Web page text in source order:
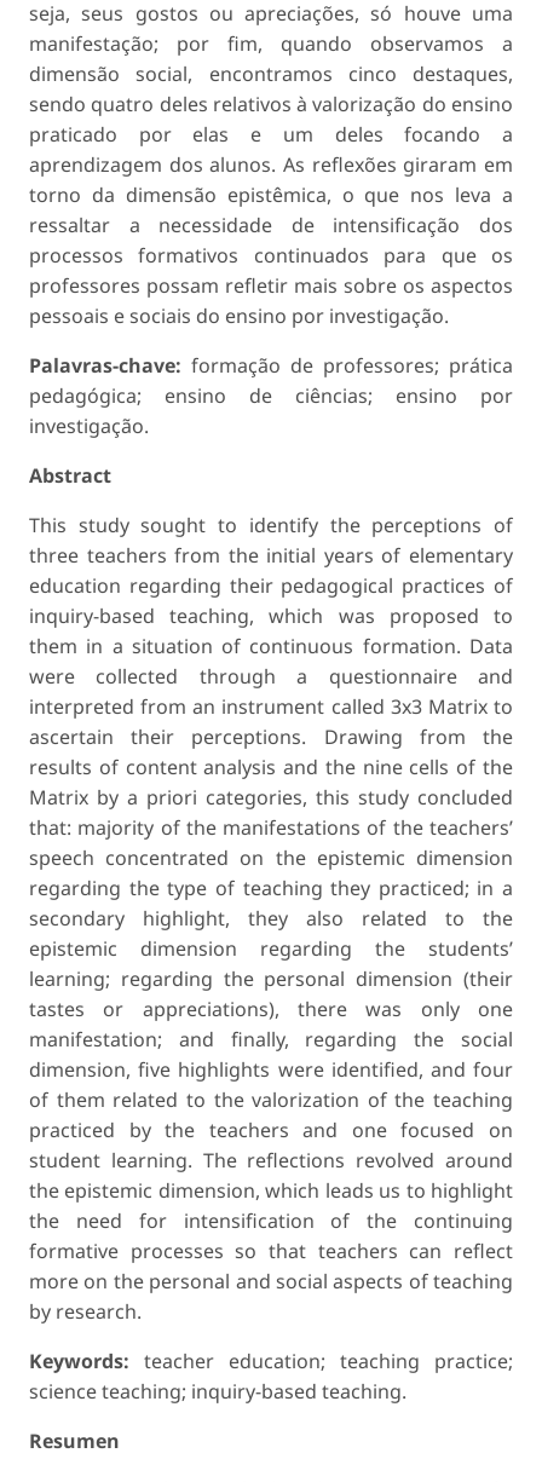
seja, seus gostos ou apreciações, só houve uma
manifestação; por fim, quando observamos a
dimensão social, encontramos cinco destaques,
sendo quatro deles relativos à valorização do ensino
praticado por elas e um deles focando a
aprendizagem dos alunos. As reflexões giraram em
torno da dimensão epistêmica, o que nos leva a
ressaltar a necessidade de intensificação dos
processos formativos continuados para que os
professores possam refletir mais sobre os aspectos
pessoais e sociais do ensino por investigação.
Palavras-chave: formação de professores; prática
pedagógica; ensino de ciências; ensino por
investigação.
Abstract
This study sought to identify the perceptions of
three teachers from the initial years of elementary
education regarding their pedagogical practices of
inquiry-based teaching, which was proposed to
them in a situation of continuous formation. Data
were collected through a questionnaire and
interpreted from an instrument called 3x3 Matrix to
ascertain their perceptions. Drawing from the
results of content analysis and the nine cells of the
Matrix by a priori categories, this study concluded
that: majority of the manifestations of the teachers’
speech concentrated on the epistemic dimension
regarding the type of teaching they practiced; in a
secondary highlight, they also related to the
epistemic dimension regarding the students’
learning; regarding the personal dimension (their
tastes or appreciations), there was only one
manifestation; and finally, regarding the social
dimension, five highlights were identified, and four
of them related to the valorization of the teaching
practiced by the teachers and one focused on
student learning. The reflections revolved around
the epistemic dimension, which leads us to highlight
the need for intensification of the continuing
formative processes so that teachers can reflect
more on the personal and social aspects of teaching
by research.
Keywords: teacher education; teaching practice;
science teaching; inquiry-based teaching.
Resumen